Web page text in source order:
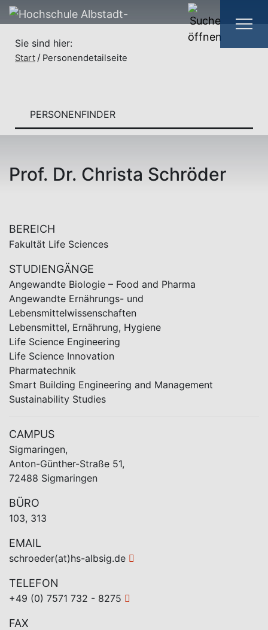
Sie sind hier:
Start Personendetailseite
PERSONENFINDER
Prof. Dr. Christa Schröder
BEREICH
Fakultät Life Sciences
STUDIENGÄNGE
Angewandte Biologie – Food and Pharma
Angewandte Ernährungs- und
Lebensmittelwissenschaften
Lebensmittel, Ernährung, Hygiene
Life Science Engineering
Life Science Innovation
Pharmatechnik
Smart Building Engineering and Management
Sustainability Studies
CAMPUS
Sigmaringen,
Anton-Günther-Straße 51,
72488 Sigmaringen
BÜRO
103, 313
EMAIL
schroeder(at)hs-albsig.de
TELEFON
+49 (0) 7571 732 - 8275
FAX